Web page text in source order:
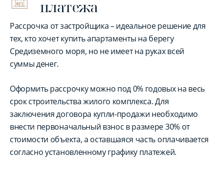
платежа
Рассрочка от застройщика – идеальное решение для
тех, кто хочет купить апартаменты на берегу
Средиземного моря, но не имеет на руках всей
суммы денег.
Оформить рассрочку можно под 0% годовых на весь
срок строительства жилого комплекса. Для
заключения договора купли-продажи необходимо
внести первоначальный взнос в размере 30% от
стоимости объекта, а оставшаяся часть оплачивается
согласно установленному графику платежей.